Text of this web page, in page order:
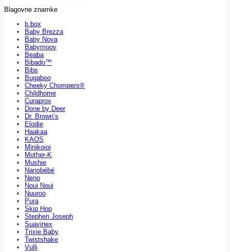
Blagovne znamke
b.box
Baby Brezza
Baby Nova
Babymoov
Beaba
Bibado™
Bibs
Bugaboo
Cheeky Chompers®
Childhome
Curaprox
Done by Deer
Dr. Brown’s
Elodie
Haakaa
KAOS
Minikoioi
Mother-K
Mushie
Nanobébé
Neno
Noui Noui
Nuuroo
Pura
Skip Hop
Stephen Joseph
Suavinex
Trixie Baby
Twistshake
Vulli